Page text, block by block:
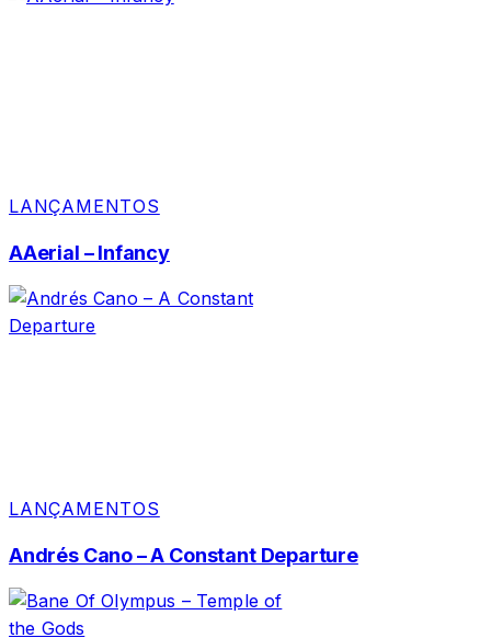
LANÇAMENTOS
AAerial – Infancy
LANÇAMENTOS
Andrés Cano – A Constant Departure